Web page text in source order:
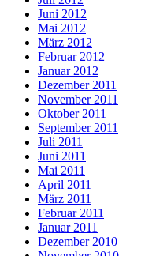
Juni 2012
Mai 2012
März 2012
Februar 2012
Januar 2012
Dezember 2011
November 2011
Oktober 2011
September 2011
Juli 2011
Juni 2011
Mai 2011
April 2011
März 2011
Februar 2011
Januar 2011
Dezember 2010